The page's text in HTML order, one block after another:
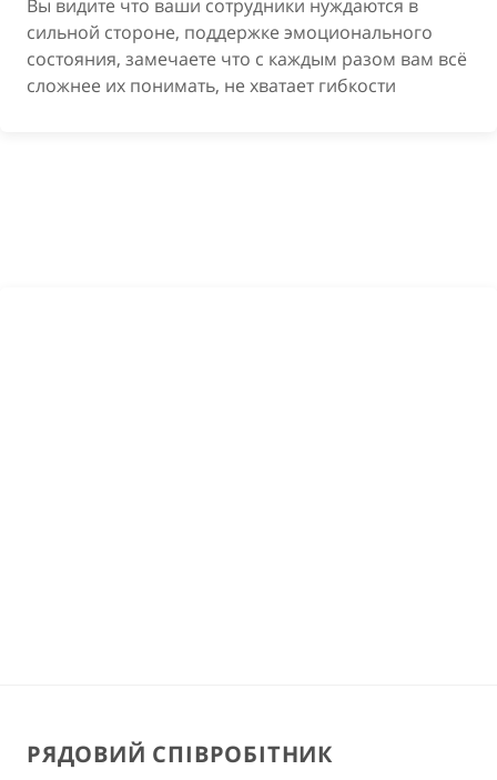
Вы видите что ваши сотрудники нуждаются в
сильной стороне, поддержке эмоционального
состояния, замечаете что с каждым разом вам всё
сложнее их понимать, не хватает гибкости
РЯДОВИЙ СПІВРОБІТНИК